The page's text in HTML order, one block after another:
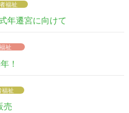
福祉
年遷宮に向けて
祉
！
福祉
売